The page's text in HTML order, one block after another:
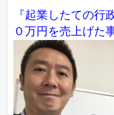
『起業したての行
０万円を売上げた